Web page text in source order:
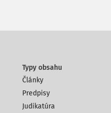
Typy obsahu
Články
Predpisy
Judikatúra